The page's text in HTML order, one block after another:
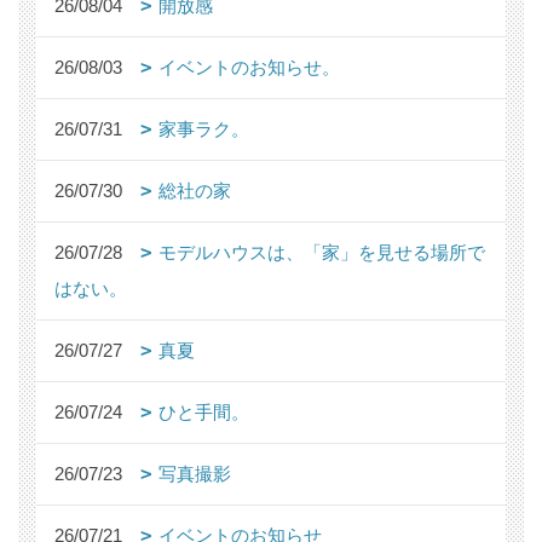
26/08/04 開放感
26/08/03 イベントのお知らせ。
26/07/31 家事ラク。
26/07/30 総社の家
26/07/28
モデルハウスは、「家」を見せる場所で
はない。
26/07/27 真夏
26/07/24 ひと手間。
26/07/23 写真撮影
26/07/21 イベントのお知らせ